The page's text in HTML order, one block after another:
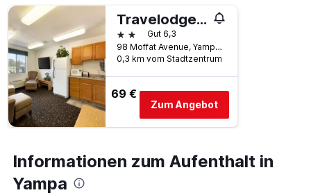
Travelodge by Wyndham Yampa
2 SterneGut 6,3
98 Moffat Avenue, Yampa, CO, USA
0,3 km vom Stadtzentrum
69 €
Zum Angebot
Informationen zum Aufenthalt in
Yampa